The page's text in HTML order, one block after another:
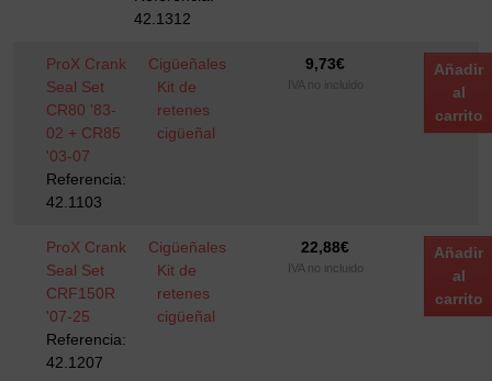
42.1312
ProX Crank
Seal Set
CR80 '83-
02 + CR85
'03-07
Referencia:
42.1103
Cigüeñales
Kit de
retenes
cigüeñal
9,73€
IVA no incluido
Añadir
al
carrito
ProX Crank
Seal Set
CRF150R
'07-25
Referencia:
42.1207
Cigüeñales
Kit de
retenes
cigüeñal
22,88€
IVA no incluido
Añadir
al
carrito